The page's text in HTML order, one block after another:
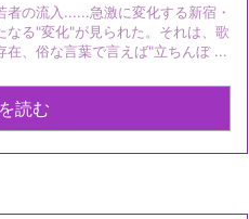
の流入......急激に変化する新宿・
る"変化"が見られた。それは、歌
、俗な言葉で言えば"立ちんぼ ...
読む